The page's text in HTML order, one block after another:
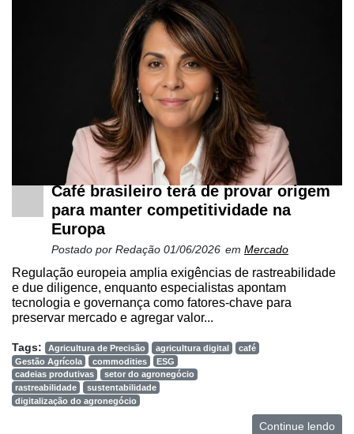
Café brasileiro terá de provar origem
para manter competitividade na
Europa
Postado por Redação 01/06/2026 em Mercado
Regulação europeia amplia exigências de rastreabilidade
e due diligence, enquanto especialistas apontam
tecnologia e governança como fatores-chave para
preservar mercado e agregar valor...
Tags: Agricultura de Precisão agricultura digital
café
Gestão Agrícola
commodities
ESG
cadeias produtivas
setor do agronegócio
rastreabilidade
sustentabilidade
digitalização do agronegócio
Continue lendo